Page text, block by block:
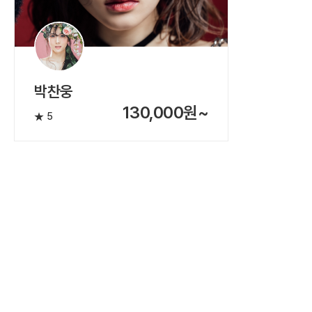
박찬웅
5 130,000원~